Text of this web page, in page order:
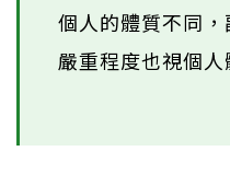
個人的體質不同，
嚴重程度也視個人